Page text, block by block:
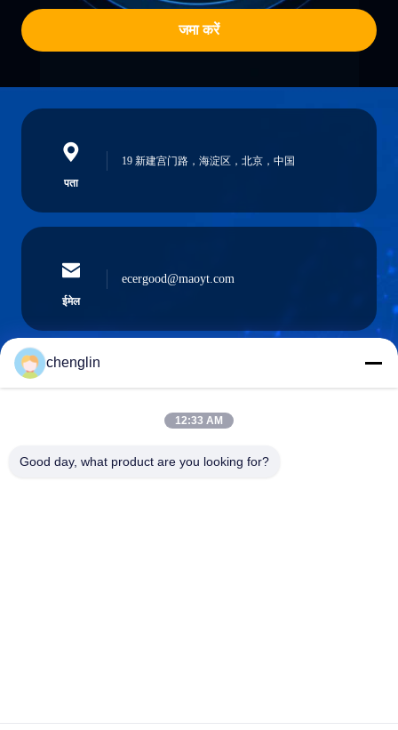
जमा करें
पता
19 新建宫门路，海淀区，北京，中国
ईमेल
ecergood@maoyt.com
chenglin
12:33 AM
Good day, what product are you looking for?